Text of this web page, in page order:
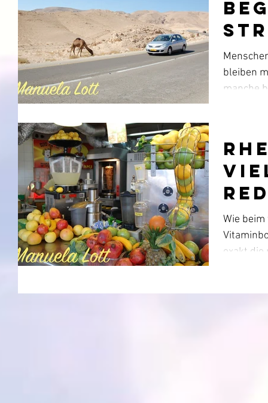
bleiben
manche
Wie
exakt die